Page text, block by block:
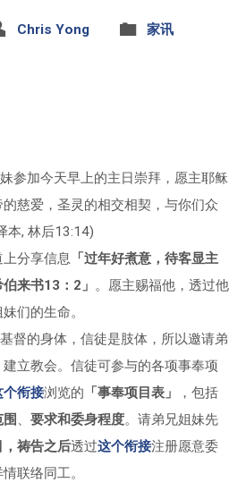
Chris Yong 家讯
参加今天早上的主日崇拜，愿主耶稣
慈爱，圣灵的相交相契，与你们众
本, 林后13:14)
分享信息 「过年好煮意，待客显主
伯来书13：2」 。愿主赐福他，透过他
们的生命。
督的身体，信徒是肢体，所以邀请弟
建立教会。信徒可参与的各项事奉项
个衔接浏览的 「事奉项目表」
，包括
、 要求和委身程度。请弟兄姐妹先
祷告之后透过这个衔接注册愿意委
联络同工。